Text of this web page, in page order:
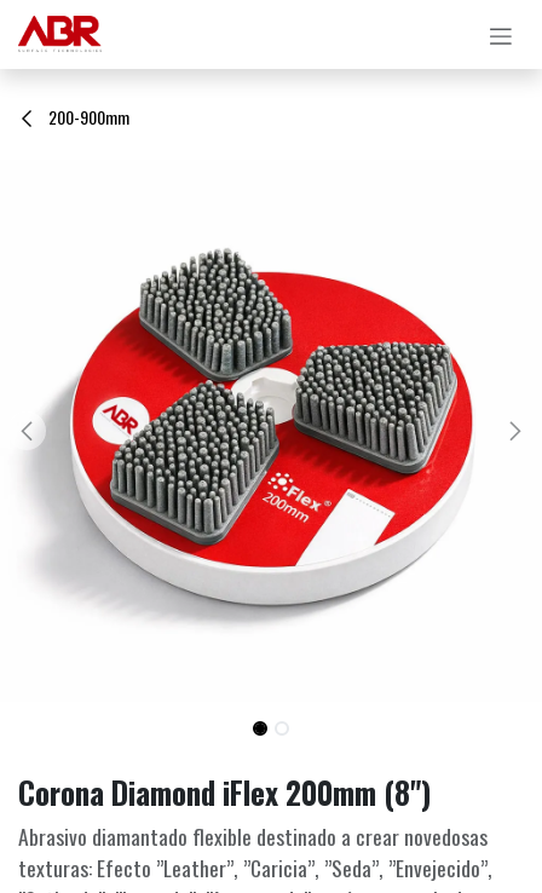
Ir al contenido
200-900mm
Corona Diamond iFlex 200mm (8")
Abrasivo diamantado flexible destinado a crear novedosas
texturas: Efecto ”Leather”, ”Caricia”, ”Seda”, ”Envejecido”,